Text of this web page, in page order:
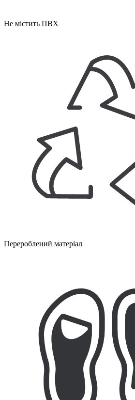
Не містить ПВХ
Перероблений матеріал